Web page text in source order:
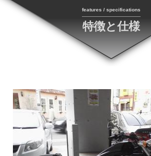
features / specifications
特徴と仕様